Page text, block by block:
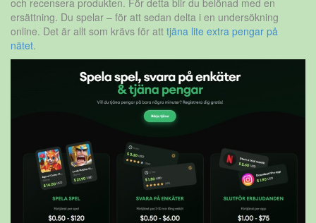
och recensera produkten. För detta blir du belönad med en
ersättning. Du spelar – för att sedan delta i en undersökning
online. Det är allt som krävs för att tjäna lite extra pengar på
nätet.